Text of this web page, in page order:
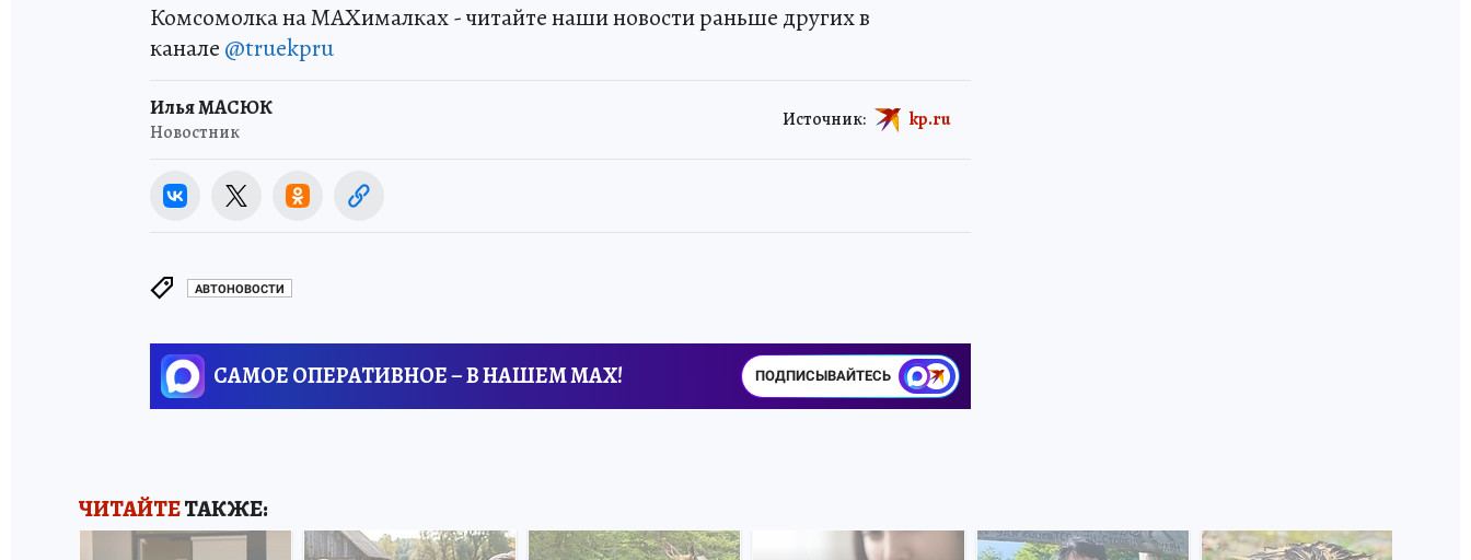
Комсомолка на MAXималках - читайте наши новости раньше других в
канале @truekpru
Илья МАСЮК
Новостник
Источник: kp.ru
АВТОНОВОСТИ
САМОЕ ОПЕРАТИВНОЕ – В НАШЕМ MAX! ПОДПИСЫВАЙТЕСЬ
ЧИТАЙТЕТАКЖЕ: